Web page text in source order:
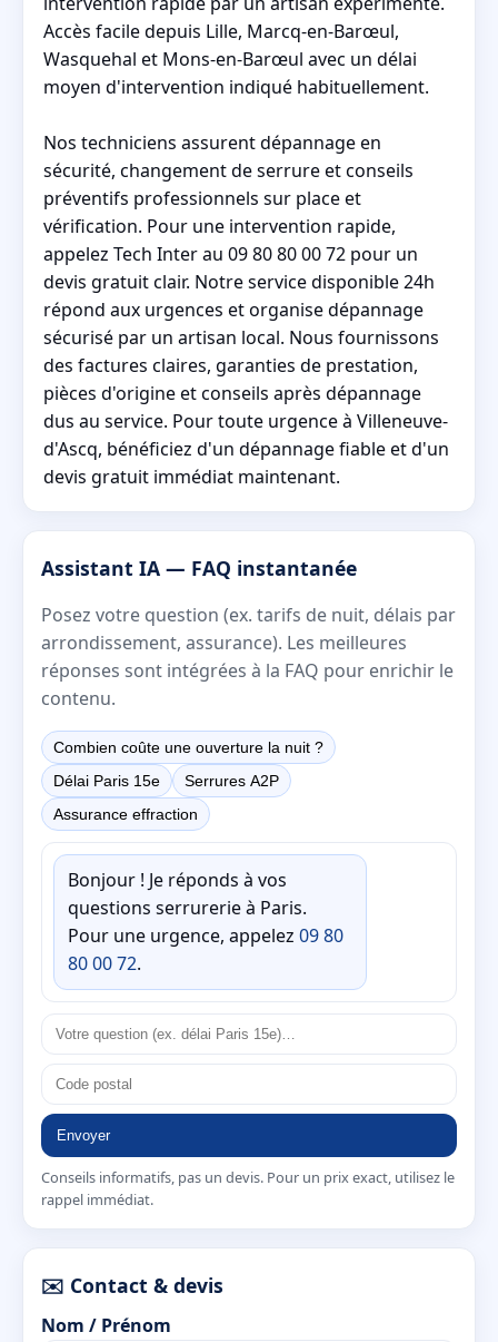
Accès facile depuis Lille, Marcq-en-Barœul,
Wasquehal et Mons-en-Barœul avec un délai
moyen d'intervention indiqué habituellement.
Nos techniciens assurent dépannage en
sécurité, changement de serrure et conseils
préventifs professionnels sur place et
vérification. Pour une intervention rapide,
appelez Tech Inter au 09 80 80 00 72 pour un
devis gratuit clair. Notre service disponible 24h
répond aux urgences et organise dépannage
sécurisé par un artisan local. Nous fournissons
des factures claires, garanties de prestation,
pièces d'origine et conseils après dépannage
dus au service. Pour toute urgence à Villeneuve-
d'Ascq, bénéficiez d'un dépannage fiable et d'un
devis gratuit immédiat maintenant.
Assistant IA — FAQ instantanée
Posez votre question (ex. tarifs de nuit, délais par
arrondissement, assurance). Les meilleures
réponses sont intégrées à la FAQ pour enrichir le
contenu.
Combien coûte une ouverture la nuit ?
Délai Paris 15e
Serrures A2P
Assurance effraction
Bonjour ! Je réponds à vos
questions serrurerie à Paris.
Pour une urgence, appelez 09 80
80 00 72.
Envoyer
Conseils informatifs, pas un devis. Pour un prix exact, utilisez le
rappel immédiat.
✉️ Contact & devis
Nom / Prénom